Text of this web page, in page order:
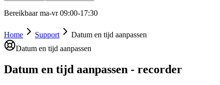
Bereikbaar ma-vr 09:00-17:30
Home Support
Datum en tijd aanpassen
Datum en tijd aanpassen
Datum en tijd aanpassen - recorder